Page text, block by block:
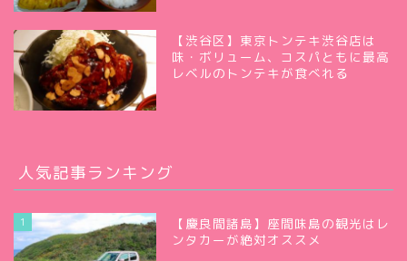
【渋谷区】東京トンテキ渋谷店は
味・ボリューム、コスパともに最高
レベルのトンテキが食べれる
人気記事ランキング
1
【慶良間諸島】座間味島の観光はレ
ンタカーが絶対オススメ